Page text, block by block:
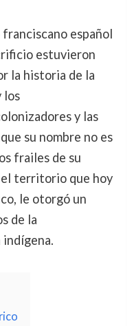
español
estuvieron
la historia de la
los
y las
su nombre no es
frailes de su
territorio que hoy
le otorgó un
de la